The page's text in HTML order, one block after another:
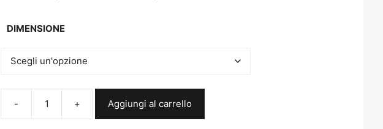
DIMENSIONE
quadri
Aggiungi al carrello